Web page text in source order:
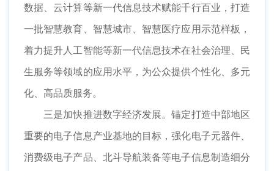
数据、云计算等新一代信息技术赋能千行百业，打造
一批智慧教育、智慧城市、智慧医疗应用示范样板，
着力提升人工智能等新一代信息技术在社会治理、民
生服务等领域的应用水平，为公众提供个性化、多元
化、高品质服务。
三是加快推进数字经济发展。锚定打造中部地区
重要的电子信息产业基地的目标，强化电子元器件、
消费级电子产品、北斗导航装备等电子信息制造细分